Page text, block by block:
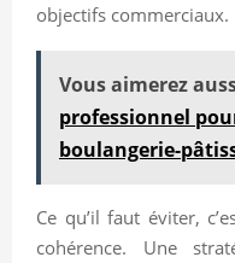
objectifs commerciaux.
Vous aimerez
professionnel
boulangerie-
Ce qu’il faut éviter,
cohérence. Une